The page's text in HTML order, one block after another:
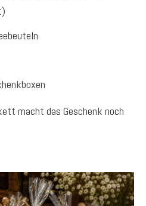
macht das Geschenk noch